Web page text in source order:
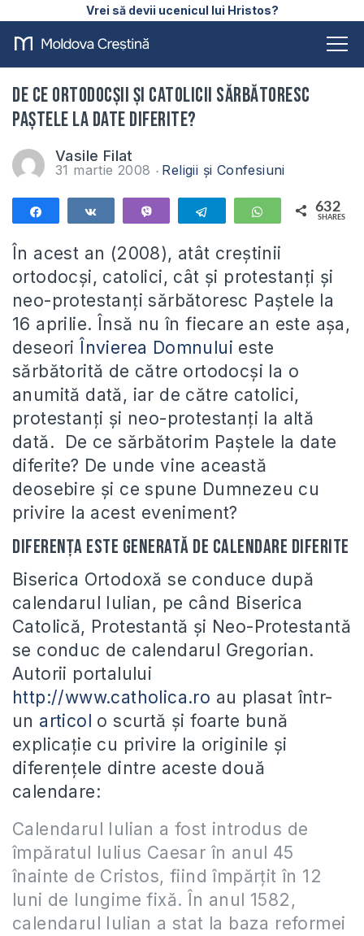
Vrei să devii ucenicul lui Hristos?
De ce ortodocşii şi catolicii sărbătoresc
Paştele la date diferite?
Vasile Filat
31 martie 2008 Religii și Confesiuni
Telegram WhatsApp
632
SHARES
În acest an (2008), atât creștinii
ortodocși, catolici, cât și protestanți și
neo-protestanți sărbătoresc Paștele la
16 aprilie. Însă nu în fiecare an este așa,
deseori Învierea Domnului este
sărbătorită de către ortodocși la o
anumită dată, iar de către catolici,
protestanți și neo-protestanți la altă
dată. De ce sărbătorim Paștele la date
diferite? De unde vine această
deosebire şi ce spune Dumnezeu cu
privire la acest eveniment?
Diferenţa este generată de calendare diferite
Biserica Ortodoxă se conduce după
calendarul Iulian, pe când Biserica
Catolică, Protestantă şi Neo-Protestantă
se conduc de calendarul Gregorian.
Autorii portalului
http://www.catholica.ro au plasat într-
un articol o scurtă şi foarte bună
explicaţie cu privire la originile şi
diferenţele dintre aceste două
calendare:
Calendarul Iulian a fost introdus de
împăratul Iulius Caesar în anul 45
înainte de Cristos, fiind împărţit în 12
luni de lungime fixă. În anul 1582,
calendarul Iulian a stat la baza reformei